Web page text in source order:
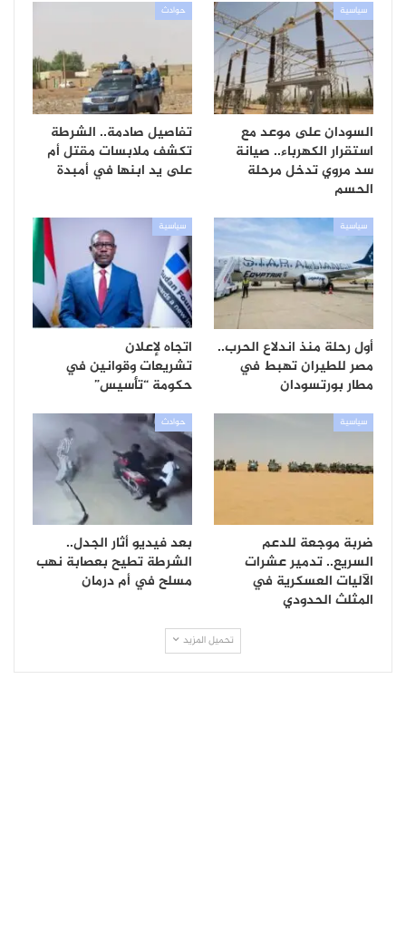
سياسية
السودان على موعد مع
استقرار الكهرباء.. صيانة
سد مروي تدخل مرحلة
الحسم
حوادث
تفاصيل صادمة.. الشرطة
تكشف ملابسات مقتل أم
على يد ابنها في أمبدة
سياسية
أول رحلة منذ اندلاع الحرب..
مصر للطيران تهبط في
مطار بورتسودان
سياسية
اتجاه لإعلان
تشريعات وقوانين في
حكومة “تأسيس”
سياسية
ضربة موجعة للدعم
السريع.. تدمير عشرات
الآليات العسكرية في
المثلث الحدودي
حوادث
بعد فيديو أثار الجدل..
الشرطة تطيح بعصابة نهب
مسلح في أم درمان
تحميل المزيد